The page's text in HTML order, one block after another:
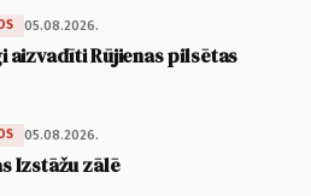
05.08.2026.
aizvadīti Rūjienas pilsētas
05.08.2026.
Izstāžu zālē